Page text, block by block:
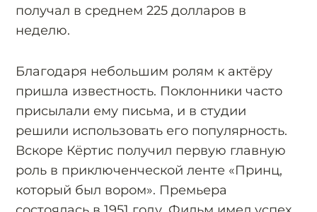
получал в среднем 225 долларов в
неделю.
Благодаря небольшим ролям к актёру
пришла известность. Поклонники часто
присылали ему письма, и в студии
решили использовать его популярность.
Вскоре Кёртис получил первую главную
роль в приключенческой ленте «Принц,
который был вором». Премьера